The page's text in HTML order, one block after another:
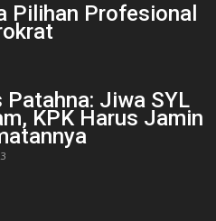
Pilihan Profesional
Patahna: Jiwa SYL
KPK Harus Jamin